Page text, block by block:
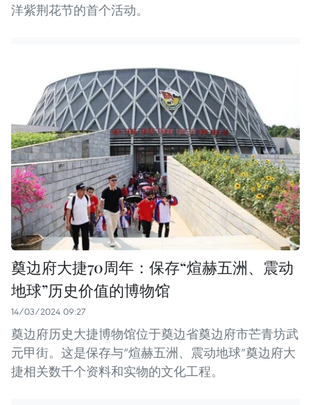
洋紫荆花节的首个活动。
奠边府大捷70周年：保存“煊赫五洲、震动
地球”历史价值的博物馆
14/03/2024 09:27
奠边府历史大捷博物馆位于奠边省奠边府市芒青坊武
元甲街。这是保存与“煊赫五洲、震动地球”奠边府大
捷相关数千个资料和实物的文化工程。